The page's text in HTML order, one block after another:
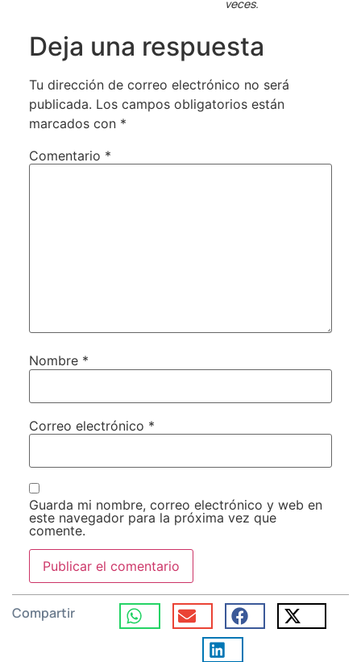
veces.
Deja una respuesta
Tu dirección de correo electrónico no será
publicada. Los campos obligatorios están
marcados con *
Comentario *
Nombre *
Correo electrónico *
Guarda mi nombre, correo electrónico y web en
este navegador para la próxima vez que
comente.
Compartir